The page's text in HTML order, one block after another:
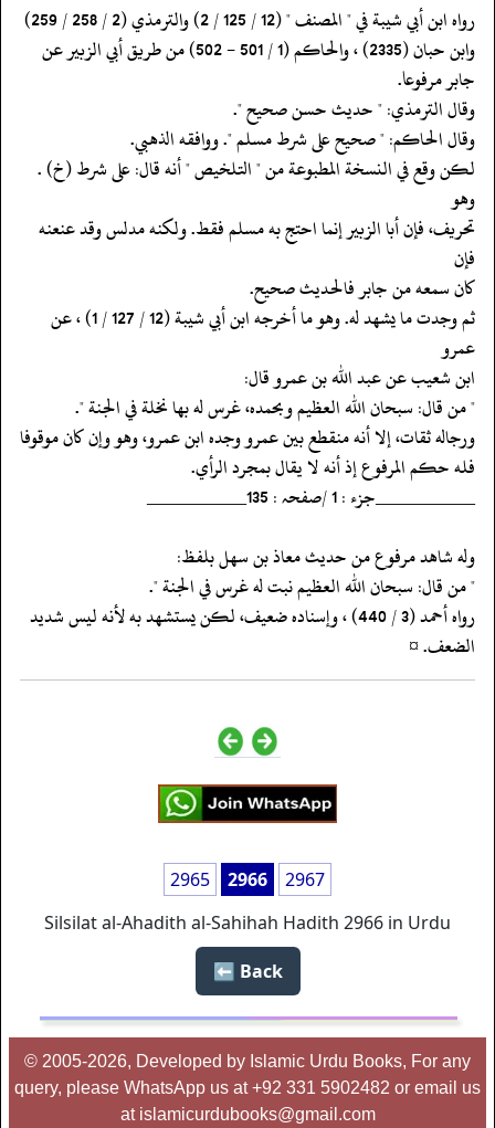
‏‏‏‏رواه ابن أبي شيبة في " المصنف " (12 / 125 / 2) والترمذي (2 / 258 / 259)
‏‏‏‏وابن حبان (2335) ، والحاكم (1 / 501 - 502) من طريق أبي الزبير عن
‏‏‏‏جابر مرفوعا.
‏‏‏‏وقال الترمذي: " حديث حسن صحيح ".
‏‏‏‏وقال الحاكم: " صحيح على شرط مسلم ". ووافقه الذهبي.
‏‏‏‏لكن وقع في النسخة المطبوعة من " التلخيص " أنه قال: على شرط (خ) .
وهو
‏‏‏‏تحريف، فإن أبا الزبير إنما احتج به مسلم فقط. ولكنه مدلس وقد عنعنه
فإن
‏‏‏‏كان سمعه من جابر فالحديث صحيح.
‏‏‏‏ثم وجدت ما يشهد له. وهو ما أخرجه ابن أبي شيبة (12 / 127 / 1) ، عن
عمرو
‏‏‏‏ابن شعيب عن عبد الله بن عمرو قال:
‏‏‏‏" من قال: سبحان الله العظيم وبحمده، غرس له بها نخلة في الجنة ".
‏‏‏‏ورجاله ثقات، إلا أنه منقطع بين عمرو وجده ابن عمرو، وهو وإن كان موقوفا
‏‏‏‏فله حكم المرفوع إذ أنه لا يقال بمجرد الرأي.
‏‏‏‏__________جزء : 1 /صفحہ : 135__________
‏‏‏‏وله شاهد مرفوع من حديث معاذ بن سهل بلفظ:
‏‏‏‏" من قال: سبحان الله العظيم نبت له غرس في الجنة ".
‏‏‏‏رواه أحمد (3 / 440) ، وإسناده ضعيف، لكن يستشهد به لأنه ليس شديد
الضعف. ¤
2965 2966
2967
Silsilat al-Ahadith al-Sahihah Hadith 2966 in Urdu
Back ⬅️
© 2005-2026, Developed by Islamic Urdu Books, For any
query, please WhatsApp us at +92 331 5902482 or email us
at islamicurdubooks@gmail.com